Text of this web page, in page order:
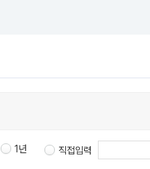
1년 직접입력